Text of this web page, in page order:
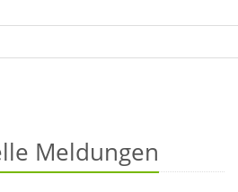
Meldungen